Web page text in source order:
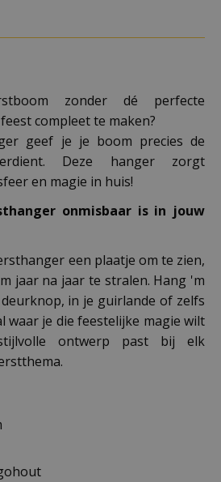
zonder dé perfecte
compleet te maken?
geef je je boom precies de
Deze hanger zorgt
en magie in huis!
onmisbaar is in jouw
een plaatje om te zien,
jaar na jaar te stralen. Hang 'm
in je guirlande of zelfs
waar je die feestelijke magie wilt
ontwerp past bij elk